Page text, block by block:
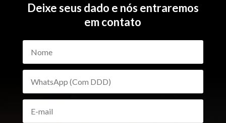
Deixe seus dado e nós entraremos
em contato